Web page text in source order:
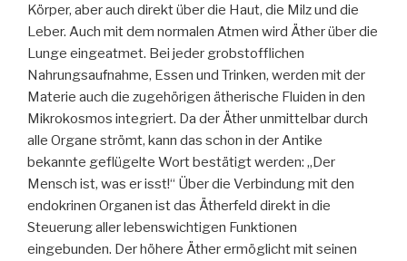
Körper, aber auch direkt über die Haut, die Milz und die
Leber. Auch mit dem normalen Atmen wird Äther über die
Lunge eingeatmet. Bei jeder grobstofflichen
Nahrungsaufnahme, Essen und Trinken, werden mit der
Materie auch die zugehörigen ätherische Fluiden in den
Mikrokosmos integriert. Da der Äther unmittelbar durch
alle Organe strömt, kann das schon in der Antike
bekannte geflügelte Wort bestätigt werden: „Der
Mensch ist, was er isst!“ Über die Verbindung mit den
endokrinen Organen ist das Ätherfeld direkt in die
Steuerung aller lebenswichtigen Funktionen
eingebunden. Der höhere Äther ermöglicht mit seinen